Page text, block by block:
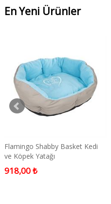
En Yeni Ürünler
Flamingo Shabby Basket Kedi
ve Köpek Yatağı
918,00 ₺